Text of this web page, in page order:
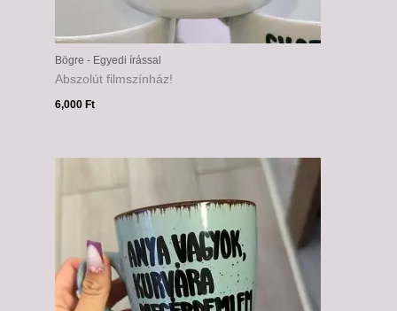
Bögre - Egyedi írással
Abszolút filmszínház!
6,000Ft